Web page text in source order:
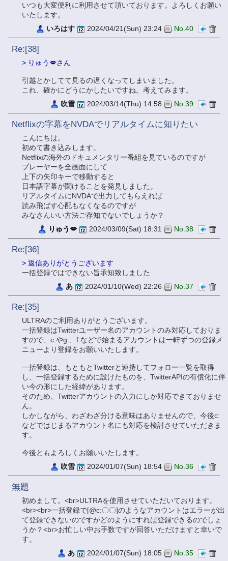
いつも大変便利に利用させて頂いております。よろしくお願い
いたします。
いろはす
2024/04/21(Sun) 23:24 No.40
Re:[38]
> りゅう💋さん
引越とかしてて見るの遅くなってしまいました。
これ、確かにどうにかしたいですね。考えてみます。
吹雪
2024/03/14(Thu) 14:58 No.39
Netflixの字幕をNVDAでリアルタイムに知りたい
こんにちは。
初めて書き込みします。
Netflixの海外のドキュメンタリー番組を見ているのですが
プレーヤーを全画面にして
上下の矢印キーで移動すると
日本語字幕が聞けることを発見しました。
リアルタイムにNVDAで出力してもらえれば
読み飛ばす心配もなくなるのですが
みなさんいい方法ご存知でないでしょうか？
りゅう💋
2024/03/09(Sat) 18:31 No.38
Re:[36]
> 返信ありがとうございます
一括登録ではできない旨承知致しました
あ
2024/01/10(Wed) 22:26 No.37
Re:[35]
ULTRAのご利用ありがとうございます。
一括登録はTwitterユーザー名のアカウントのみ対応しておりま
すので、c:やg:、f:などで始まるアカウントは一軒ずつの登録メ
ニューより登録をお願いいたします。
一括登録は、もともとTwitterと連携してフォロー一覧を取得
し、一括登録するために設けたものを、TwitterAPIの有償化に伴
い今の形にした経緯があります。
そのため、Twitterアカウントの入力にしか対応できておりませ
ん。
しかしながら、わざわざ分ける意味はありませんので、今後c:
などではじまるアカウント名にも対応を検討させていただきま
す。
今後ともよろしくお願いいたします。
吹雪
2024/01/07(Sun) 18:54 No.36
無題
初めまして。<br>ULTRAを使用させていただいております。
<br><br>一括登録で[@c:〇〇]のようなアカウントはエラーが出
て登録できないのですがどのようにすれば登録できるのでしょ
うか？<br>お忙しい中お手数ですが回答いただけますと幸いで
す。
あ
2024/01/07(Sun) 18:05 No.35